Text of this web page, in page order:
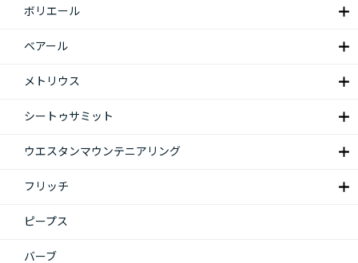
ボリエール
ベアール
メトリウス
シートゥサミット
ウエスタンマウンテニアリング
フリッチ
ピープス
バーブ